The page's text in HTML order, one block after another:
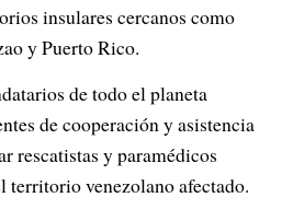
insulares cercanos como
y Puerto Rico.
de todo el planeta
de cooperación y asistencia
rescatistas y paramédicos
territorio venezolano afectado.